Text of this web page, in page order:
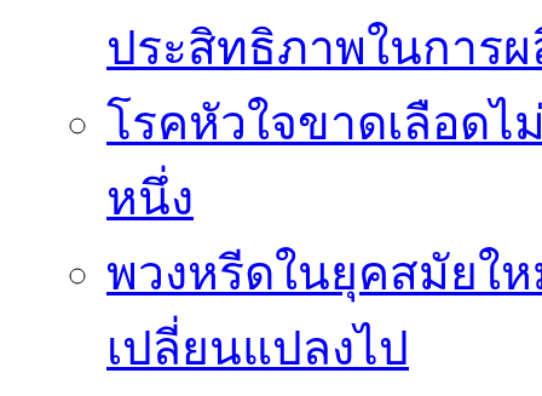
ประสิทธิภาพในการ
โรคหัวใจขาดเลือด
หนึ่ง
พวงหรีดในยุคสมัยใ
เปลี่ยนแปลงไป